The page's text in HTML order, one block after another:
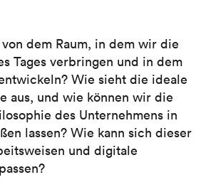
dem Raum, in dem wir die
Tages verbringen und in dem
Wie sieht die ideale
aus, und wie können wir die
des Unternehmens in
lassen? Wie kann sich dieser
und digitale